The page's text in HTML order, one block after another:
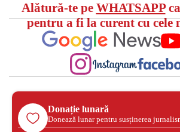
Alătură-te pe WHATSAPP
pentru a fi la curent cu cele
Donație lunară
Donează lunar pentru susținerea